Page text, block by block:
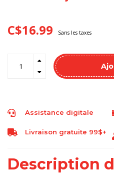
C$16.99 Sans les taxes
Assistance digitale
Livraison gratuite 99$+
Description